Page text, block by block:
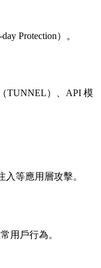
Protection）。
TUNNEL）、API 模
入等應用層攻擊。
用戶行為。